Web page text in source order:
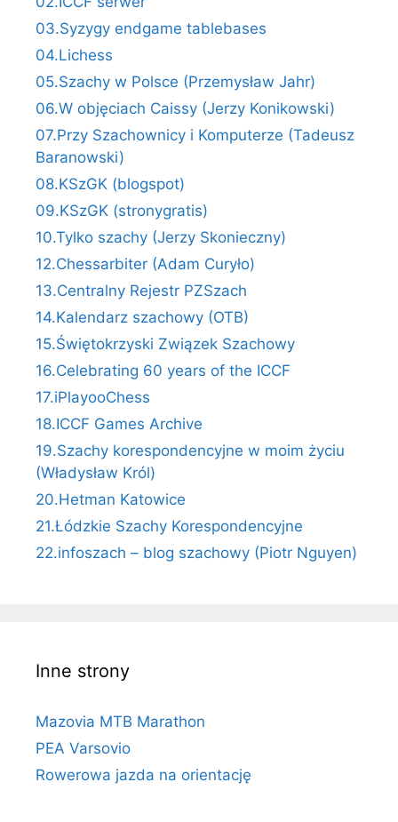
03.Syzygy endgame tablebases
04.Lichess
05.Szachy w Polsce (Przemysław Jahr)
06.W objęciach Caissy (Jerzy Konikowski)
07.Przy Szachownicy i Komputerze (Tadeusz
Baranowski)
08.KSzGK (blogspot)
09.KSzGK (stronygratis)
10.Tylko szachy (Jerzy Skonieczny)
12.Chessarbiter (Adam Curyło)
13.Centralny Rejestr PZSzach
14.Kalendarz szachowy (OTB)
15.Świętokrzyski Związek Szachowy
16.Celebrating 60 years of the ICCF
17.iPlayooChess
18.ICCF Games Archive
19.Szachy korespondencyjne w moim życiu
(Władysław Król)
20.Hetman Katowice
21.Łódzkie Szachy Korespondencyjne
22.infoszach – blog szachowy (Piotr Nguyen)
Inne strony
Mazovia MTB Marathon
PEA Varsovio
Rowerowa jazda na orientację